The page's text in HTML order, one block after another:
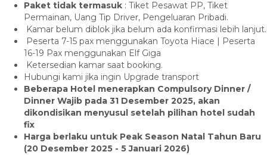
Paket tidak termasuk : Tiket Pesawat PP, Tiket
Permainan, Uang Tip Driver, Pengeluaran Pribadi.
Kamar belum diblok jika belum ada konfirmasi lebih lanjut.
Peserta 7-15 pax menggunakan Toyota Hiace | Peserta
16-19 Pax menggunakan Elf Giga
Ketersedian kamar saat booking.
Hubungi kami jika ingin Upgrade transport
Beberapa Hotel menerapkan Compulsory Dinner /
Dinner Wajib pada 31 Desember 2025, akan
dikondisikan menyusul setelah pilihan hotel sudah
fix
Harga berlaku untuk Peak Season Natal Tahun Baru
(20 Desember 2025 - 5 Januari 2026)